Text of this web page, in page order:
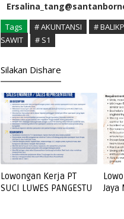
Tags # AKUNTANSI #
SAWIT
# S1
Silakan Dishare
Lowongan Kerja PT
SUCI LUWES PANGESTU
Jaya